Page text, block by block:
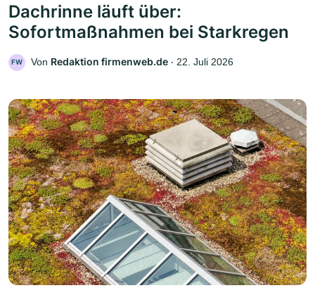
Dachrinne läuft über:
Sofortmaßnahmen bei Starkregen
FW Von Redaktion firmenweb.de ‧ 22. Juli 2026